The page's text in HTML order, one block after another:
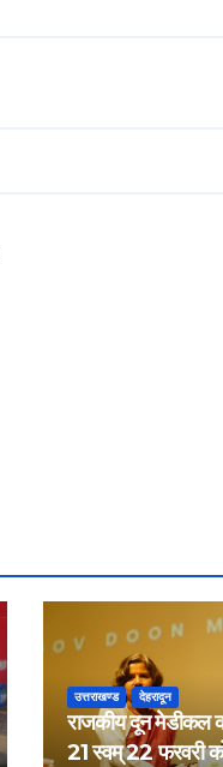
उत्तराखण्ड देहरादून
राजकीय दून मेडीकल
21 स्वम् 22 फरवरी